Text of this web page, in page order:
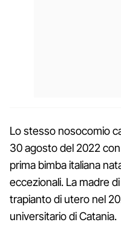
Lo stesso nosocomio
30 agosto del 2022
prima bimba italiana
eccezionali. La madre
trapianto di utero nel
universitario di Catania.